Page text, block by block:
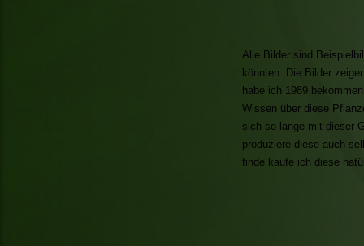
Alle Bilder sind
könnten. Die Bilder
habe ich 1989
Wissen über diese
sich so lange mit dieser
produziere diese auch
finde kaufe ich diese